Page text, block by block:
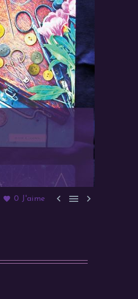
0 J'aime   